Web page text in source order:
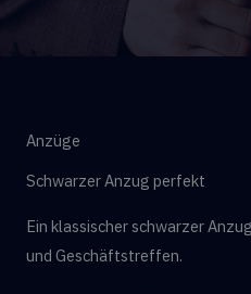
Anzüge
Schwarzer Anzug perfekt
Ein klassischer schwarzer
und Geschäftstreffen.